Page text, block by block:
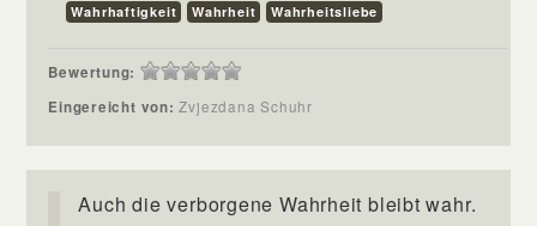
Wahrhaftigkeit
Wahrheit Wahrheitsliebe
Bewertung:
Eingereicht von:Zvjezdana Schuhr
Auch die verborgene Wahrheit bleibt wahr.